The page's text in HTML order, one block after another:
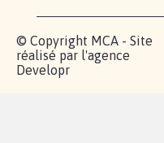
© Copyright MCA - Site
réalisé par l'agence
Developr